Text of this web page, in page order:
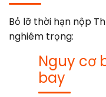
Bỏ lỡ thời hạn nộp
nghiêm trọng:
Nguy cơ
bay